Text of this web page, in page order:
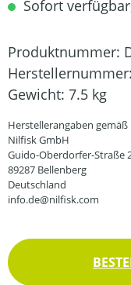
Sofort
Produktnummer:
Herstellernummer:
Gewicht: 7.5 kg
Herstellerangaben
Nilfisk GmbH
Guido-Oberdorfer-Straße
89287 Bellenberg
Deutschland
info.de@nilfisk.com